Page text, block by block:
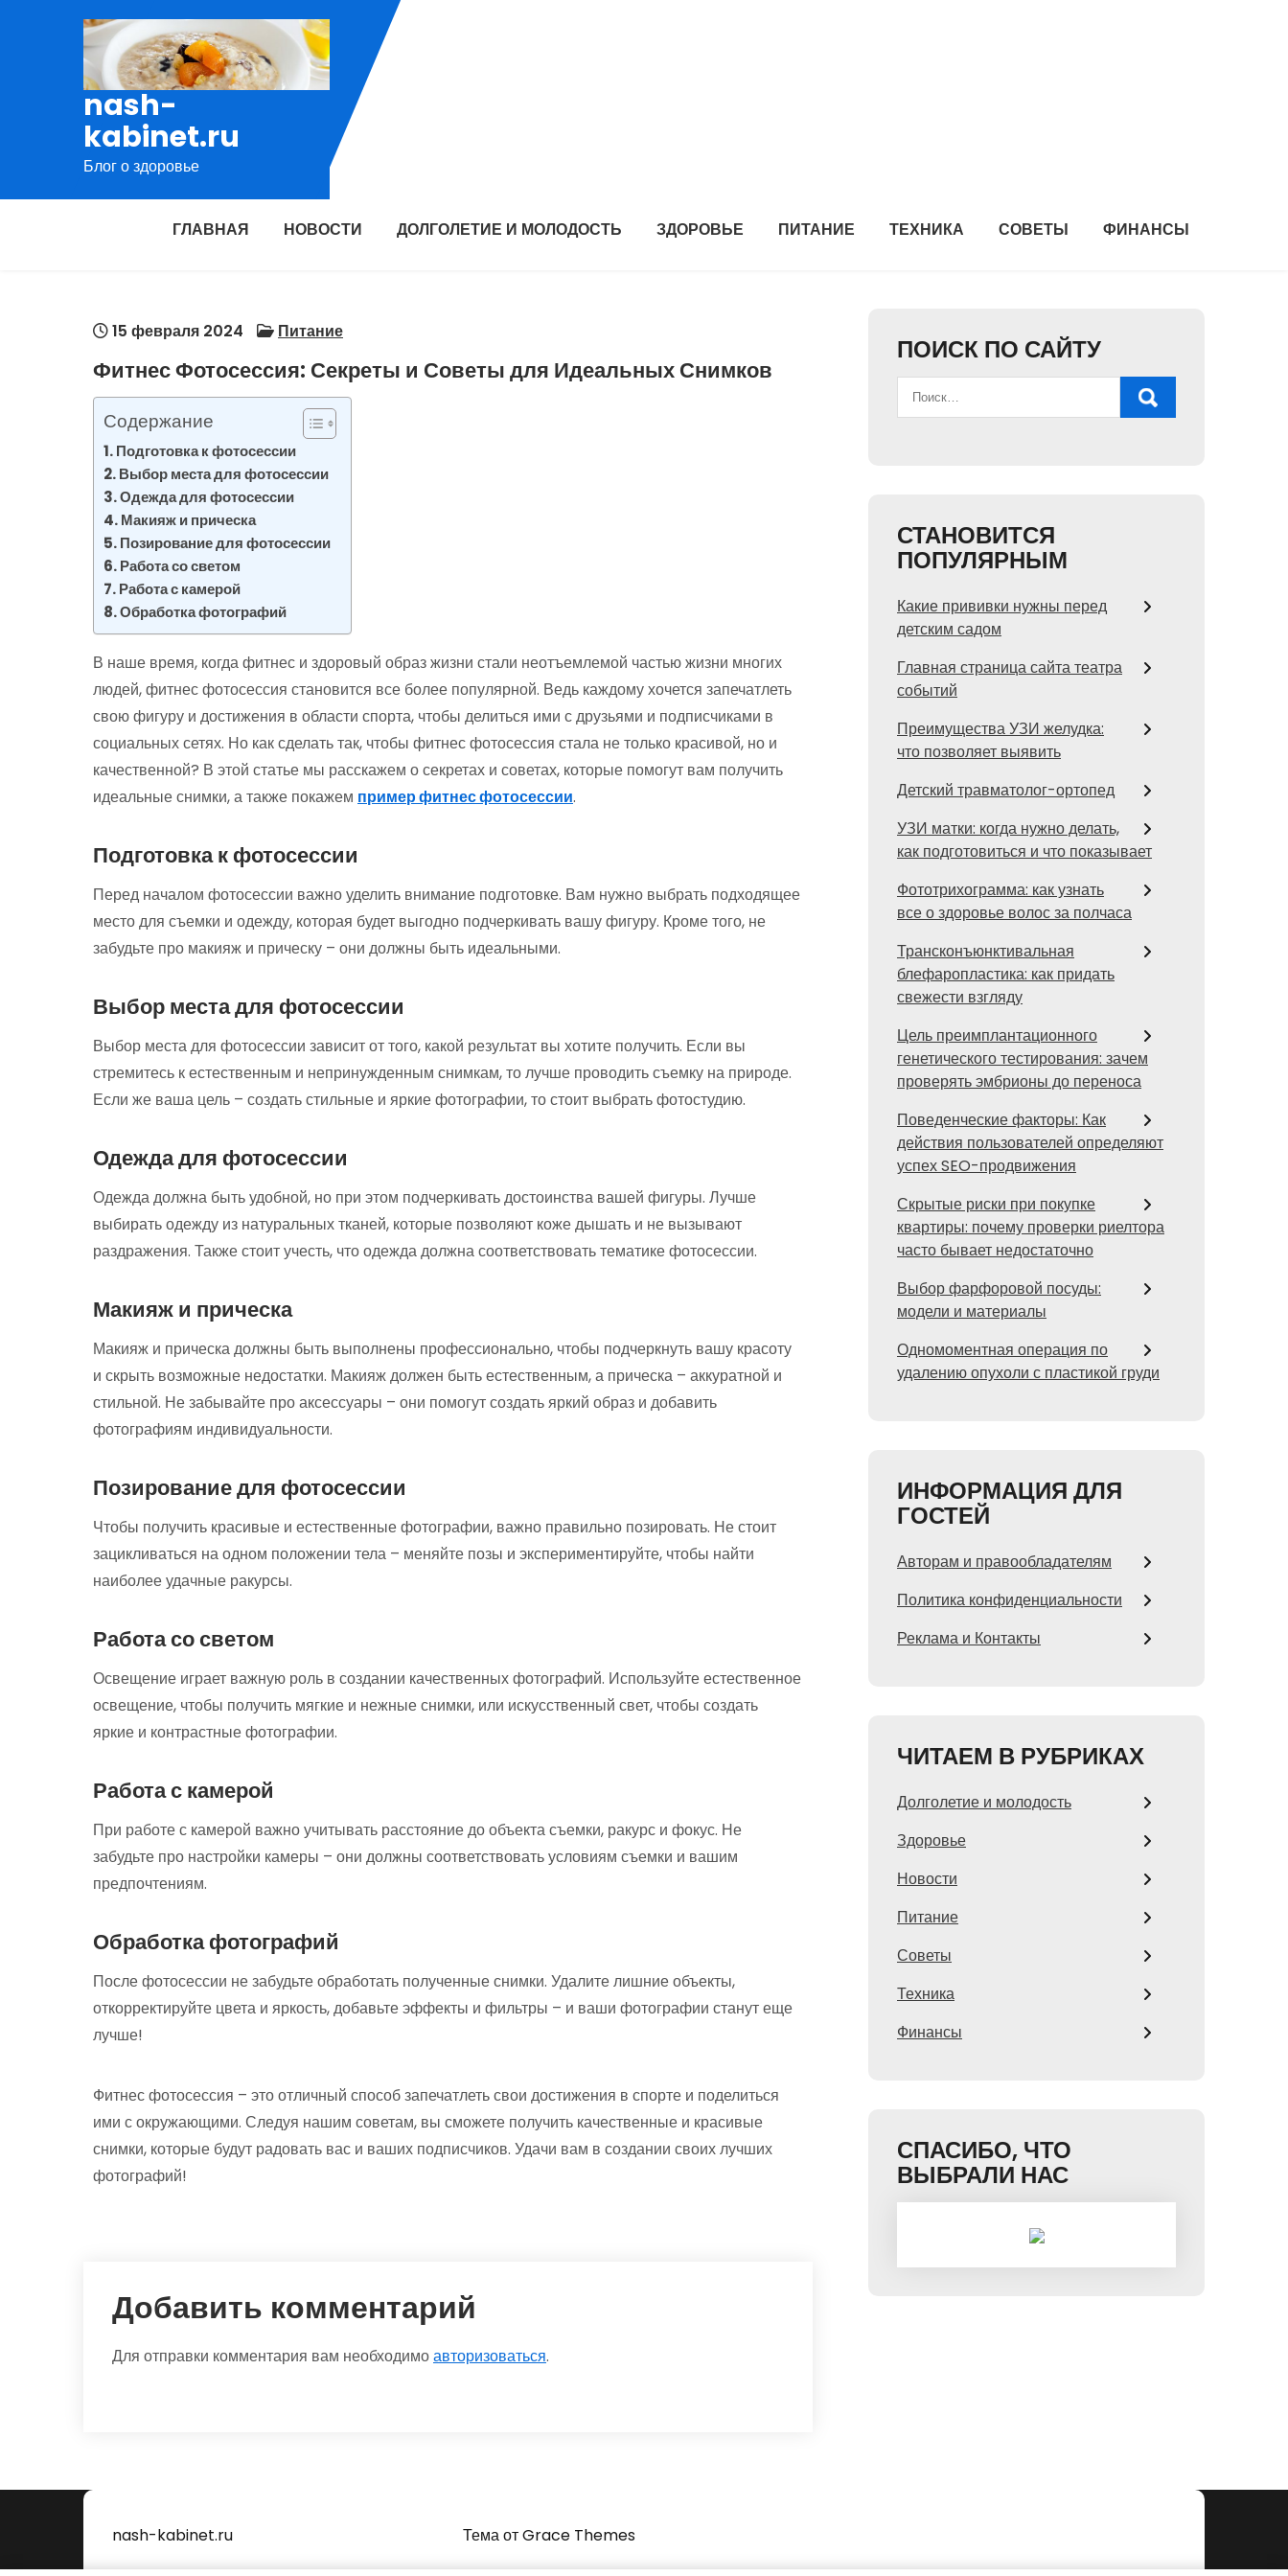
содержимому
nash-
kabinet.ru
Блог о здоровье
ГЛАВНАЯ НОВОСТИ ДОЛГОЛЕТИЕ И МОЛОДОСТЬ ЗДОРОВЬЕ ПИТАНИЕ ТЕХНИКА СОВЕТЫ ФИНАНСЫ
15 февраля 2024 Питание
Фитнес Фотосессия: Секреты и Советы для Идеальных Снимков
Содержание
Подготовка к фотосессии
Выбор места для фотосессии
Одежда для фотосессии
Макияж и прическа
Позирование для фотосессии
Работа со светом
Работа с камерой
Обработка фотографий
В наше время, когда фитнес и здоровый образ жизни стали неотъемлемой частью жизни многих
людей, фитнес фотосессия становится все более популярной. Ведь каждому хочется запечатлеть
свою фигуру и достижения в области спорта, чтобы делиться ими с друзьями и подписчиками в
социальных сетях. Но как сделать так, чтобы фитнес фотосессия стала не только красивой, но и
качественной? В этой статье мы расскажем о секретах и советах, которые помогут вам получить
идеальные снимки, а также покажем пример фитнес фотосессии.
Подготовка к фотосессии
Перед началом фотосессии важно уделить внимание подготовке. Вам нужно выбрать подходящее
место для съемки и одежду, которая будет выгодно подчеркивать вашу фигуру. Кроме того, не
забудьте про макияж и прическу – они должны быть идеальными.
Выбор места для фотосессии
Выбор места для фотосессии зависит от того, какой результат вы хотите получить. Если вы
стремитесь к естественным и непринужденным снимкам, то лучше проводить съемку на природе.
Если же ваша цель – создать стильные и яркие фотографии, то стоит выбрать фотостудию.
Одежда для фотосессии
Одежда должна быть удобной, но при этом подчеркивать достоинства вашей фигуры. Лучше
выбирать одежду из натуральных тканей, которые позволяют коже дышать и не вызывают
раздражения. Также стоит учесть, что одежда должна соответствовать тематике фотосессии.
Макияж и прическа
Макияж и прическа должны быть выполнены профессионально, чтобы подчеркнуть вашу красоту
и скрыть возможные недостатки. Макияж должен быть естественным, а прическа – аккуратной и
стильной. Не забывайте про аксессуары – они помогут создать яркий образ и добавить
фотографиям индивидуальности.
Позирование для фотосессии
Чтобы получить красивые и естественные фотографии, важно правильно позировать. Не стоит
зацикливаться на одном положении тела – меняйте позы и экспериментируйте, чтобы найти
наиболее удачные ракурсы.
Работа со светом
Освещение играет важную роль в создании качественных фотографий. Используйте естественное
освещение, чтобы получить мягкие и нежные снимки, или искусственный свет, чтобы создать
яркие и контрастные фотографии.
Работа с камерой
При работе с камерой важно учитывать расстояние до объекта съемки, ракурс и фокус. Не
забудьте про настройки камеры – они должны соответствовать условиям съемки и вашим
предпочтениям.
Обработка фотографий
После фотосессии не забудьте обработать полученные снимки. Удалите лишние объекты,
откорректируйте цвета и яркость, добавьте эффекты и фильтры – и ваши фотографии станут еще
лучше!
Фитнес фотосессия – это отличный способ запечатлеть свои достижения в спорте и поделиться
ими с окружающими. Следуя нашим советам, вы сможете получить качественные и красивые
снимки, которые будут радовать вас и ваших подписчиков. Удачи вам в создании своих лучших
фотографий!
Добавить комментарий
Для отправки комментария вам необходимоавторизоваться.
ПОИСК ПО САЙТУ
СТАНОВИТСЯ
ПОПУЛЯРНЫМ
Какие прививки нужны перед
детским садом
Главная страница сайта театра
событий
Преимущества УЗИ желудка:
что позволяет выявить
Детский травматолог-ортопед
УЗИ матки: когда нужно делать,
как подготовиться и что показывает
Фототрихограмма: как узнать
все о здоровье волос за полчаса
Трансконъюнктивальная
блефаропластика: как придать
свежести взгляду
Цель преимплантационного
генетического тестирования: зачем
проверять эмбрионы до переноса
Поведенческие факторы: Как
действия пользователей определяют
успех SEO-продвижения
Скрытые риски при покупке
квартиры: почему проверки риелтора
часто бывает недостаточно
Выбор фарфоровой посуды:
модели и материалы
Одномоментная операция по
удалению опухоли с пластикой груди
ИНФОРМАЦИЯ ДЛЯ
ГОСТЕЙ
Авторам и правообладателям
Политика конфиденциальности
Реклама и Контакты
ЧИТАЕМ В РУБРИКАХ
Долголетие и молодость
Здоровье
Новости
Питание
Советы
Техника
Финансы
СПАСИБО, ЧТО
ВЫБРАЛИ НАС
nash-kabinet.ru Тема от Grace Themes